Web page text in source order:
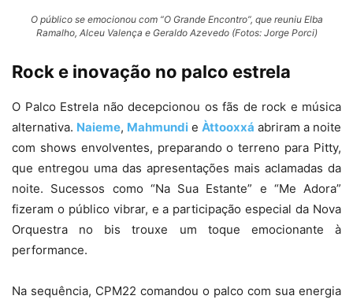
O público se emocionou com “O Grande Encontro”, que reuniu Elba
Ramalho, Alceu Valença e Geraldo Azevedo (Fotos: Jorge Porci)
Rock e inovação no palco estrela
O Palco Estrela não decepcionou os fãs de rock e música
alternativa. Naieme, Mahmundi e Àttooxxá abriram a noite
com shows envolventes, preparando o terreno para Pitty,
que entregou uma das apresentações mais aclamadas da
noite. Sucessos como “Na Sua Estante” e “Me Adora”
fizeram o público vibrar, e a participação especial da Nova
Orquestra no bis trouxe um toque emocionante à
performance.
Na sequência, CPM22 comandou o palco com sua energia